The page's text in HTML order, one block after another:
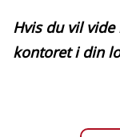
Hvis du vil vide
kontoreti din